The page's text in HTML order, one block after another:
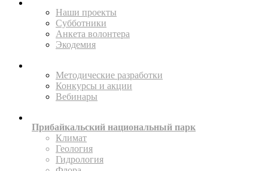
Наши проекты
Субботники
Анкета волонтера
Экодемия
Методические разработки
Конкурсы и акции
Вебинары
Прибайкальский национальный парк
Климат
Геология
Гидрология